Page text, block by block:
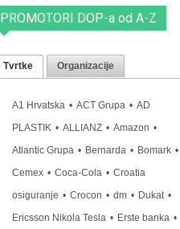
PROMOTORI DOP-a od A-Z
Tvrtke Organizacije
A1 Hrvatska • ACT Grupa • AD
PLASTIK • ALLIANZ • Amazon •
Atlantic Grupa • Bernarda • Bomark •
Cemex • Coca-Cola • Croatia
osiguranje • Crocon • dm • Dukat •
Ericsson Nikola Tesla • Erste banka •